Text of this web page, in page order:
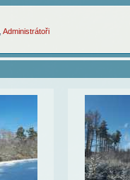
Administrátoři